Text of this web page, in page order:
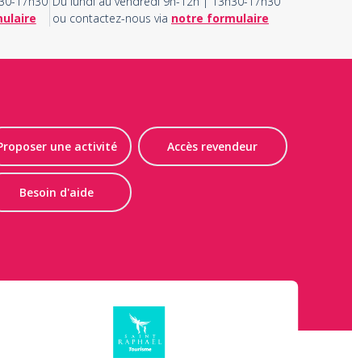
ou contactez-nous via notre formulaire
une activité Accès revendeur
Besoin d'aide